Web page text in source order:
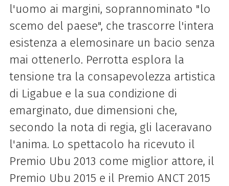
l'uomo ai margini, soprannominato "lo
scemo del paese", che trascorre l'intera
esistenza a elemosinare un bacio senza
mai ottenerlo. Perrotta esplora la
tensione tra la consapevolezza artistica
di Ligabue e la sua condizione di
emarginato, due dimensioni che,
secondo la nota di regia, gli laceravano
l'anima. Lo spettacolo ha ricevuto il
Premio Ubu 2013 come miglior attore, il
Premio Ubu 2015 e il Premio ANCT 2015